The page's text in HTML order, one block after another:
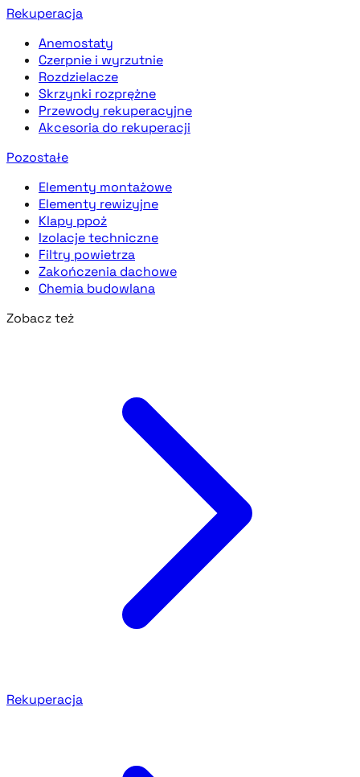
Rekuperacja
Anemostaty
Czerpnie i wyrzutnie
Rozdzielacze
Skrzynki rozprężne
Przewody rekuperacyjne
Akcesoria do rekuperacji
Pozostałe
Elementy montażowe
Elementy rewizyjne
Klapy ppoż
Izolacje techniczne
Filtry powietrza
Zakończenia dachowe
Chemia budowlana
Zobacz też
Rekuperacja